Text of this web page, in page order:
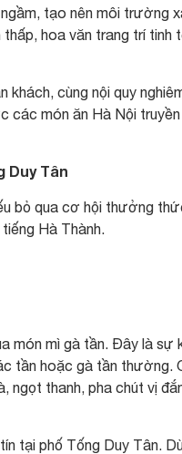
tạo nên môi trường
hoa văn trang trí tinh
cùng nội quy
món ăn Hà Nội
Duy Tân
bỏ qua cơ hội thưởng
Hà Thành.
món mì gà tần. Đây là
tần hoặc gà tần thường.
ngọt thanh, pha chút vị
tại phố Tống Duy Tân.